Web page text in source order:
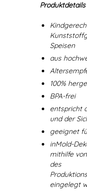
Produktdetails
Speisen
aus
100%
BPA-frei
entspricht
und der
geeignet
inMold-
mithilfe
des
eingelegt